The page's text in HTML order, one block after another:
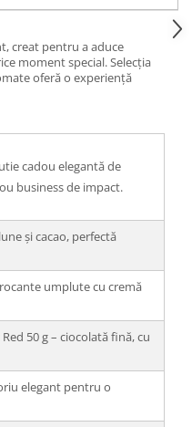
creat pentru a aduce
moment special. Selecția
oferă o experiență
cadou elegantă de
business de impact.
și cacao, perfectă
umplute cu cremă
50 g – ciocolată fină, cu
elegant pentru o